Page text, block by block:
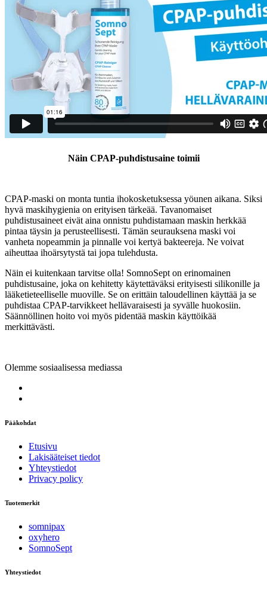
Näin CPAP-puhdistusaine toimii
CPAP-maski on monta tuntia ihokosketuksessa yöunen aikana. Siksi
hyvä maskihygienia on erityisen tärkeää. Tavanomaiset
puhdistusaineet eivät aina onnistu puhdistamaan maskin herkkää
pintaa täysin ja perusteellisesti. Tämän seurauksena maski voi
vanheta nopeammin ja pinnalle voi kertyä bakteereja. Ne voivat
aiheuttaa ihoärsytystä tai jopa tulehdusta.
Näin ei kuitenkaan tarvitse olla! SomnoSept on erinomainen
puhdistusaine, joka on kehitetty käytettäväksi erityisesti silikonille ja
lääketieteelliselle muoville. Se on erittäin taloudellinen käyttää ja se
puhdistaa CPAP-tarvikkeet hellävaraisesti ja syvälle huokosiin.
Säännöllinen hoito voi myös pidentää maskin käyttöikää
merkittävästi.
Olemme sosiaalisessa mediassa
Pääkohdat
Etusivu
Lakisääteiset tiedot
Yhteystiedot
Privacy policy
Tuotemerkit
somnipax
oxyhero
SomnoSept
Yhteystiedot